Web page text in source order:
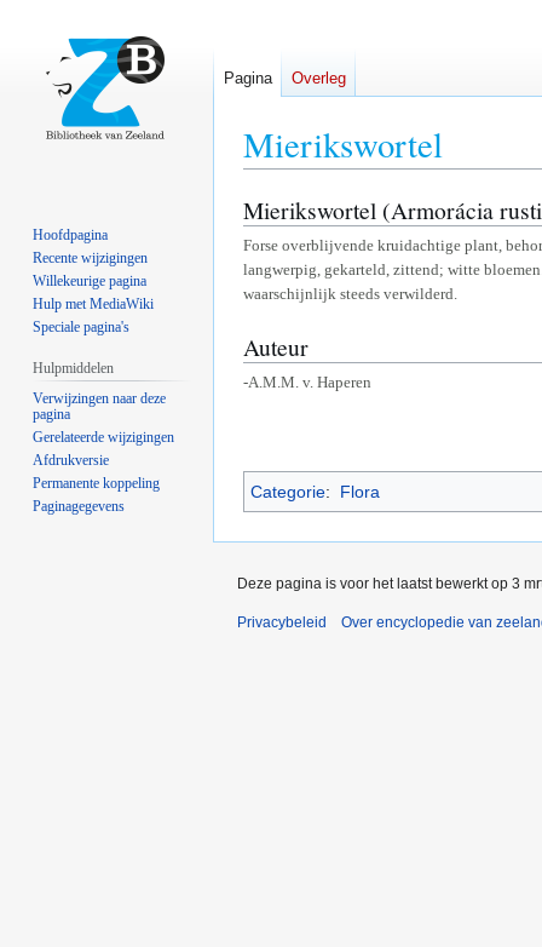
Mierikswortel
Naar
navigatie
Naar
zoeken
Mierikswortel (Armorácia
Forse overblijvende kruidachtige plant,
langwerpig, gekarteld, zittend; witte
waarschijnlijk steeds verwilderd.
Auteur
-A.M.M. v. Haperen
Categorie: Flora
Pagina Overleg
Hoofdpagina
Recente wijzigingen
Willekeurige pagina
Hulp met MediaWiki
Speciale pagina's
Hulpmiddelen
Verwijzingen naar deze
pagina
Gerelateerde wijzigingen
Afdrukversie
Permanente koppeling
Paginagegevens
Deze pagina is voor het laatst bewerkt op 3
Privacybeleid Over encyclopedie van